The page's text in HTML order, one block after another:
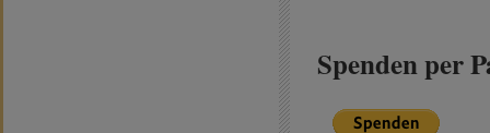
Spenden per